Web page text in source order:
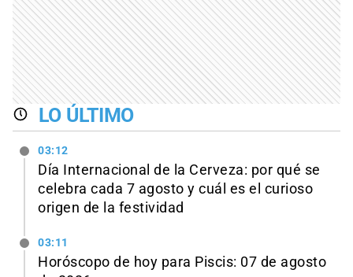
LO ÚLTIMO
03:12
Día Internacional de la Cerveza: por qué se
celebra cada 7 agosto y cuál es el curioso
origen de la festividad
03:11
Horóscopo de hoy para Piscis: 07 de agosto